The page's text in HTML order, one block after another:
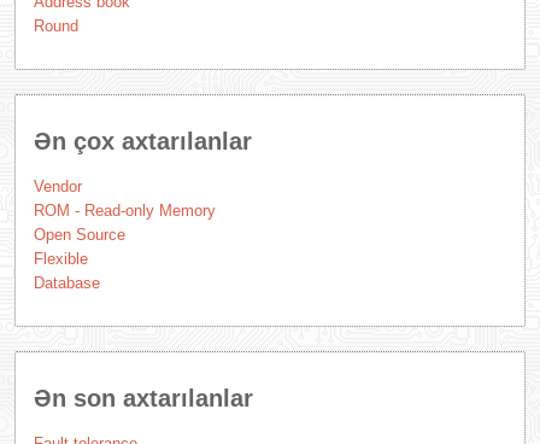
Round
Ən çox axtarılanlar
Vendor
ROM - Read-only Memory
Open Source
Flexible
Database
Ən son axtarılanlar